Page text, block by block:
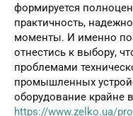
формируется
практичность,
моменты. И именно
отнестись к выбору,
проблемами
промышленных
оборудование крайне
https://www.zelko.ua/